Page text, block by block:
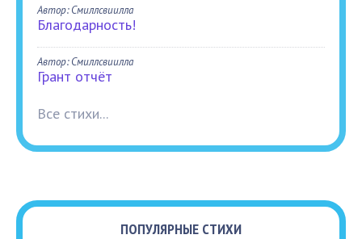
Автор: Смиллсвиилла
Благодарность!
Автор: Смиллсвиилла
Грант отчёт
Все стихи...
ПОПУЛЯРНЫЕ СТИХИ